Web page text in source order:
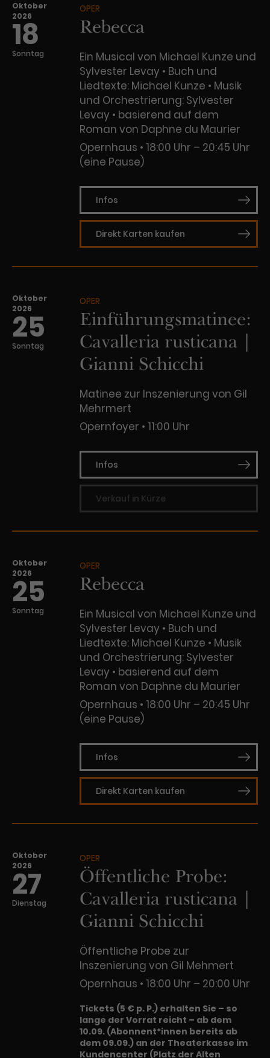
Oktober
2026
18
Sonntag
OPER
Rebecca
Ein Musical von Michael Kunze und
Sylvester Levay • Buch und
Liedtexte: Michael Kunze • Musik
und Orchestrierung: Sylvester
Levay • basierend auf dem
Roman von Daphne du Maurier
Opernhaus
18:00 Uhr – 20:45 Uhr
(eine Pause)
Infos
Direkt Karten kaufen
Oktober
2026
25
Sonntag
OPER
Einführungsmatinee:
Cavalleria rusticana |
Gianni Schicchi
Matinee zur Inszenierung von Gil
Mehrmert
Opernfoyer
11:00 Uhr
Infos
Verkauf in Kürze
Oktober
2026
25
Sonntag
OPER
Rebecca
Ein Musical von Michael Kunze und
Sylvester Levay • Buch und
Liedtexte: Michael Kunze • Musik
und Orchestrierung: Sylvester
Levay • basierend auf dem
Roman von Daphne du Maurier
Opernhaus
18:00 Uhr – 20:45 Uhr
(eine Pause)
Infos
Direkt Karten kaufen
Oktober
2026
27
Dienstag
OPER
Öffentliche Probe:
Cavalleria rusticana |
Gianni Schicchi
Öffentliche Probe zur
Inszenierung von Gil Mehmert
Opernhaus
18:00 Uhr – 20:00 Uhr
Tickets (5 € p. P.) erhalten Sie – so
lange der Vorrat reicht – ab dem
10.09. (Abonnent*innen bereits ab
dem 09.09.) an der Theaterkasse im
Kundencenter (Platz der Alten